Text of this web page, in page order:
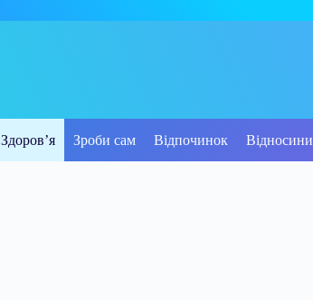
Здоров’я Зроби сам Відпочинок Відносини